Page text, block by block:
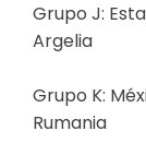
Grupo J:
Argelia
Grupo K:
Rumania